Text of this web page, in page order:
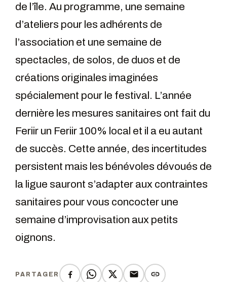
de l’île. Au programme, une semaine
d’ateliers pour les adhérents de
l’association et une semaine de
spectacles, de solos, de duos et de
créations originales imaginées
spécialement pour le festival. L’année
dernière les mesures sanitaires ont fait du
Feriir un Feriir 100% local et il a eu autant
de succès. Cette année, des incertitudes
persistent mais les bénévoles dévoués de
la ligue sauront s’adapter aux contraintes
sanitaires pour vous concocter une
semaine d’improvisation aux petits
oignons.
PARTAGER